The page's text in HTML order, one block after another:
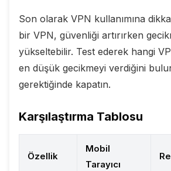
Son olarak VPN kullanımına
bir VPN, güvenliği artırırken
yükseltebilir. Test ederek hangi
en düşük gecikmeyi verdiğini
gerektiğinde kapatın.
Karşılaştırma Tablosu
Özellik
Mobil
Tarayıcı